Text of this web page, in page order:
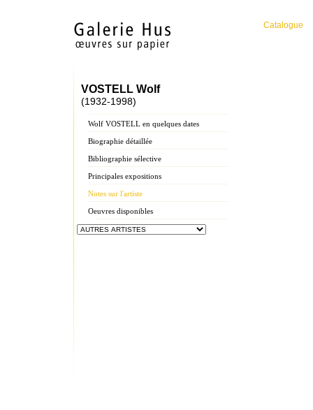
Catalogue
VOSTELL Wolf
(1932-1998)
Wolf VOSTELL en quelques dates
Biographie détaillée
Bibliographie sélective
Principales expositions
Notes sur l'artiste
Oeuvres disponibles